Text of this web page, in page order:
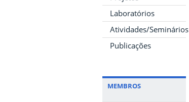
Laboratórios
Atividades/Seminários
Publicações
MEMBROS